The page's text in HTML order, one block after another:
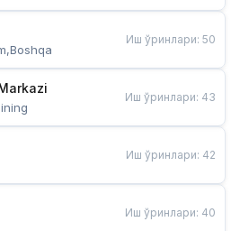
Иш ўринлари: 50
Иш ўринлари: 43
Иш ўринлари: 42
Иш ўринлари: 40